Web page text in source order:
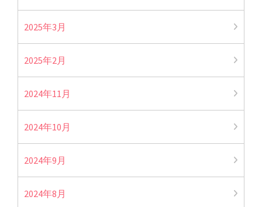
2025年3月
2025年2月
2024年11月
2024年10月
2024年9月
2024年8月